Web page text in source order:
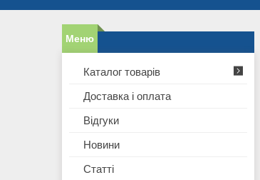
Каталог товарів
Доставка і оплата
Відгуки
Новини
Статті